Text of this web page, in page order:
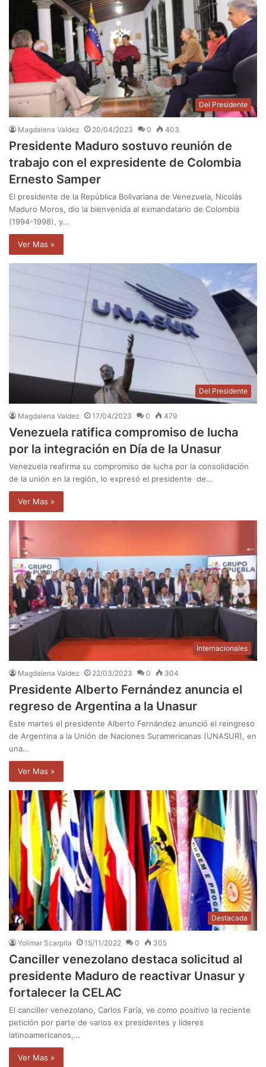
Del Presidente
Magdalena Valdez 20/04/2023 0 403
Presidente Maduro sostuvo reunión de
trabajo con el expresidente de Colombia
Ernesto Samper
El presidente de la República Bolivariana de Venezuela, Nicolás
Maduro Moros, dio la bienvenida al exmandatario de Colombia
(1994-1998), y…
Ver Mas »
Del Presidente
Magdalena Valdez 17/04/2023 0 479
Venezuela ratifica compromiso de lucha
por la integración en Día de la Unasur
Venezuela reafirma su compromiso de lucha por la consolidación
de la unión en la región, lo expresó el presidente de…
Ver Mas »
Internacionales
Magdalena Valdez 22/03/2023 0 304
Presidente Alberto Fernández anuncia el
regreso de Argentina a la Unasur
Este martes el presidente Alberto Fernández anunció el reingreso
de Argentina a la Unión de Naciones Suramericanas (UNASUR), en
una…
Ver Mas »
Destacada
Yolimar Scarpita 15/11/2022 0 305
Canciller venezolano destaca solicitud al
presidente Maduro de reactivar Unasur y
fortalecer la CELAC
El canciller venezolano, Carlos Faría, ve como positivo la reciente
petición por parte de varios ex presidentes y líderes
latinoamericanos,…
Ver Mas »